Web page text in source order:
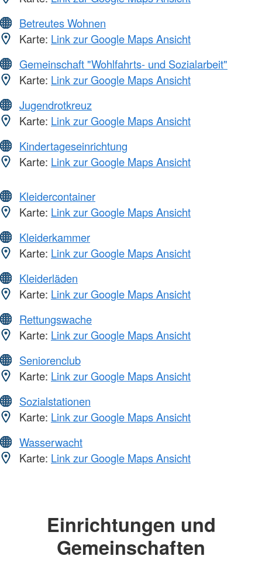
Betreutes Wohnen
Karte: Link zur Google Maps Ansicht
Gemeinschaft "Wohlfahrts- und Sozialarbeit"
Karte: Link zur Google Maps Ansicht
Jugendrotkreuz
Karte: Link zur Google Maps Ansicht
Kindertageseinrichtung
Karte: Link zur Google Maps Ansicht
Kleidercontainer
Karte: Link zur Google Maps Ansicht
Kleiderkammer
Karte: Link zur Google Maps Ansicht
Kleiderläden
Karte: Link zur Google Maps Ansicht
Rettungswache
Karte: Link zur Google Maps Ansicht
Seniorenclub
Karte: Link zur Google Maps Ansicht
Sozialstationen
Karte: Link zur Google Maps Ansicht
Wasserwacht
Karte: Link zur Google Maps Ansicht
Einrichtungen und
Gemeinschaften